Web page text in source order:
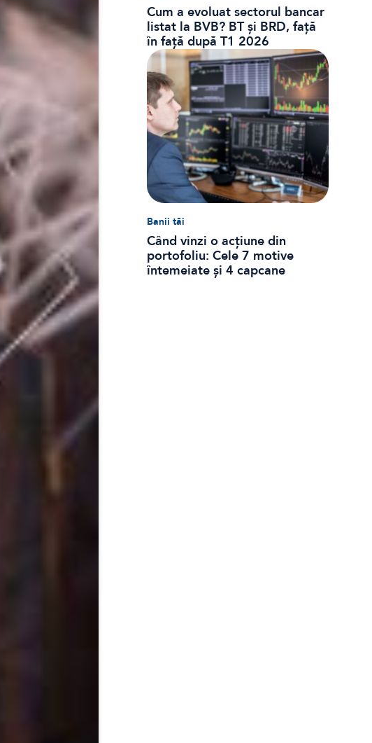
Cum a evoluat sectorul bancar
listat la BVB? BT și BRD, față
în față după T1 2026
Banii tăi
Când vinzi o acțiune din
portofoliu: Cele 7 motive
întemeiate și 4 capcane